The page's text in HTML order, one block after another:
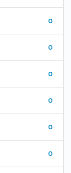
0
0
0
0
0
0